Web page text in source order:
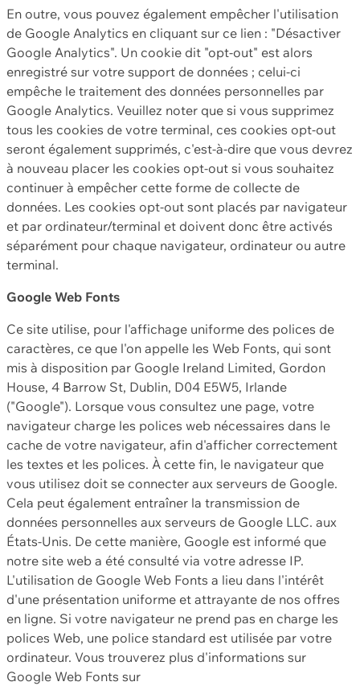
En outre, vous pouvez également empêcher l'utilisation
de Google Analytics en cliquant sur ce lien : "Désactiver
Google Analytics". Un cookie dit "opt-out" est alors
enregistré sur votre support de données ; celui-ci
empêche le traitement des données personnelles par
Google Analytics. Veuillez noter que si vous supprimez
tous les cookies de votre terminal, ces cookies opt-out
seront également supprimés, c'est-à-dire que vous devrez
à nouveau placer les cookies opt-out si vous souhaitez
continuer à empêcher cette forme de collecte de
données. Les cookies opt-out sont placés par navigateur
et par ordinateur/terminal et doivent donc être activés
séparément pour chaque navigateur, ordinateur ou autre
terminal.
Google Web Fonts
Ce site utilise, pour l'affichage uniforme des polices de
caractères, ce que l'on appelle les Web Fonts, qui sont
mis à disposition par Google Ireland Limited, Gordon
House, 4 Barrow St, Dublin, D04 E5W5, Irlande
("Google"). Lorsque vous consultez une page, votre
navigateur charge les polices web nécessaires dans le
cache de votre navigateur, afin d'afficher correctement
les textes et les polices. À cette fin, le navigateur que
vous utilisez doit se connecter aux serveurs de Google.
Cela peut également entraîner la transmission de
données personnelles aux serveurs de Google LLC. aux
États-Unis. De cette manière, Google est informé que
notre site web a été consulté via votre adresse IP.
L'utilisation de Google Web Fonts a lieu dans l'intérêt
d'une présentation uniforme et attrayante de nos offres
en ligne. Si votre navigateur ne prend pas en charge les
polices Web, une police standard est utilisée par votre
ordinateur. Vous trouverez plus d'informations sur
Google Web Fonts sur